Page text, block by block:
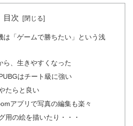
目次
は「ゲームで勝ちたい」という浅
ら、生きやすくなった
はチート級に強い
たらと良い
アプリで写真の編集も楽々
用の絵を描いたり・・・